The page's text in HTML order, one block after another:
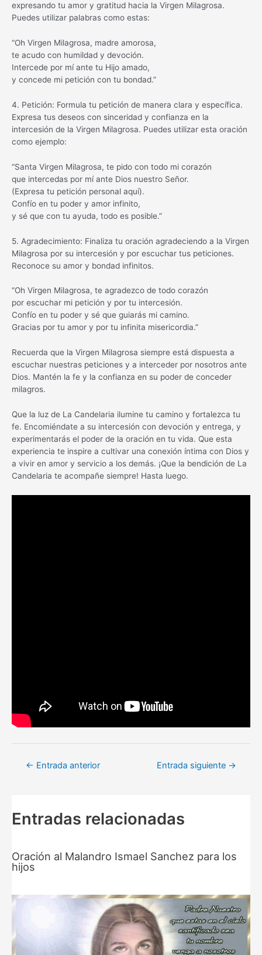
expresando tu amor y gratitud hacia la Virgen Milagrosa.
Puedes utilizar palabras como estas:
“Oh Virgen Milagrosa, madre amorosa,
te acudo con humildad y devoción.
Intercede por mí ante tu Hijo amado,
y concede mi petición con tu bondad.”
4. Petición: Formula tu petición de manera clara y específica.
Expresa tus deseos con sinceridad y confianza en la
intercesión de la Virgen Milagrosa. Puedes utilizar esta oración
como ejemplo:
“Santa Virgen Milagrosa, te pido con todo mi corazón
que intercedas por mí ante Dios nuestro Señor.
(Expresa tu petición personal aquí).
Confío en tu poder y amor infinito,
y sé que con tu ayuda, todo es posible.”
5. Agradecimiento: Finaliza tu oración agradeciendo a la Virgen
Milagrosa por su intercesión y por escuchar tus peticiones.
Reconoce su amor y bondad infinitos.
“Oh Virgen Milagrosa, te agradezco de todo corazón
por escuchar mi petición y por tu intercesión.
Confío en tu poder y sé que guiarás mi camino.
Gracias por tu amor y por tu infinita misericordia.”
Recuerda que la Virgen Milagrosa siempre está dispuesta a
escuchar nuestras peticiones y a interceder por nosotros ante
Dios. Mantén la fe y la confianza en su poder de conceder
milagros.
Que la luz de La Candelaria ilumine tu camino y fortalezca tu
fe. Encomiéndate a su intercesión con devoción y entrega, y
experimentarás el poder de la oración en tu vida. Que esta
experiencia te inspire a cultivar una conexión íntima con Dios y
a vivir en amor y servicio a los demás. ¡Que la bendición de La
Candelaria te acompañe siempre! Hasta luego.
Navegación
← Entrada anterior Entrada siguiente →
Entradas relacionadas
Oración al Malandro Ismael Sanchez para los
hijos